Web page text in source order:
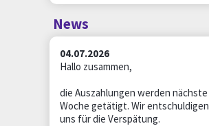
News
04.07.2026
Hallo zusammen,
die Auszahlungen werden nächste
Woche getätigt. Wir entschuldigen
uns für die Verspätung.